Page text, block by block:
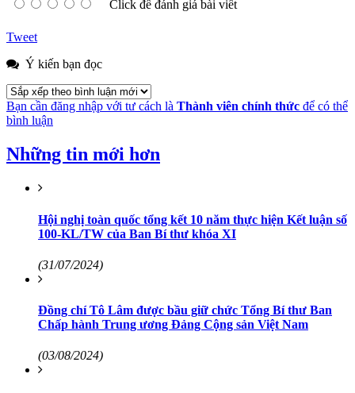
Click để đánh giá bài viết
Tweet
Ý kiến bạn đọc
Bạn cần đăng nhập với tư cách là Thành viên chính thức để có thể
bình luận
Những tin mới hơn
Hội nghị toàn quốc tổng kết 10 năm thực hiện Kết luận số
100-KL/TW của Ban Bí thư khóa XI
(31/07/2024)
Đồng chí Tô Lâm được bầu giữ chức Tổng Bí thư Ban
Chấp hành Trung ương Đảng Cộng sản Việt Nam
(03/08/2024)